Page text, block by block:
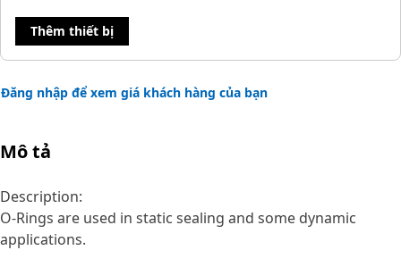
Thêm thiết bị
Đăng nhập để xem giá khách hàng của bạn
Mô tả
Description:
O-Rings are used in static sealing and some dynamic
applications.